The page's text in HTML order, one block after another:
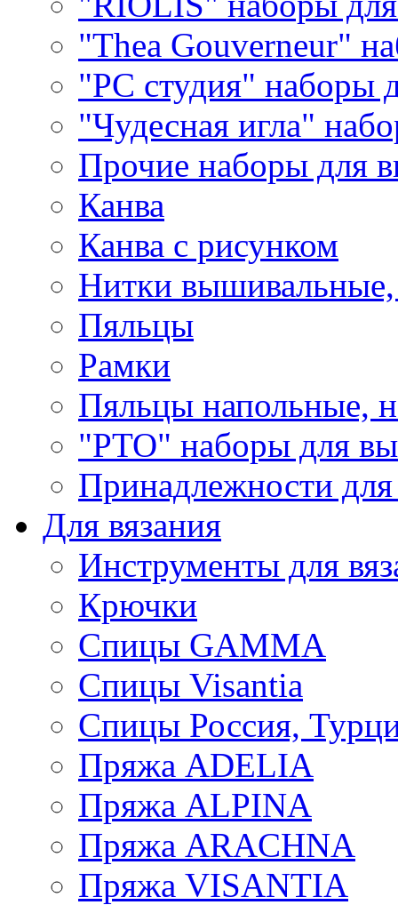
"Thea Gouverneur"
"РС студия" наборы
"Чудесная игла"
Прочие наборы для
Канва
Канва с рисунком
Нитки
Пяльцы
Рамки
Пяльцы напольные,
"РТО" наборы для
Принадлежности
Для вязания
Инструменты для
Крючки
Спицы GAMMA
Спицы Visantia
Спицы Россия,
Пряжа ADELIA
Пряжа ALPINA
Пряжа ARACHNA
Пряжа VISANTIA